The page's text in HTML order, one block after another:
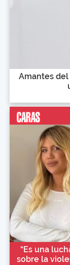
Amantes
“Es una
sobre la